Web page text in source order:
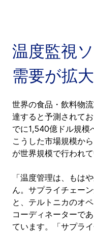
温度監視
需要が拡大
世界の食品・飲料物
達すると予測されて
でに1,540億ドル規模
こうした市場規模か
が世界規模で行われ
「温度管理は、もは
ん。サプライチェー
と、テルトニカのオ
コーディネーターで
ています。「サプラ